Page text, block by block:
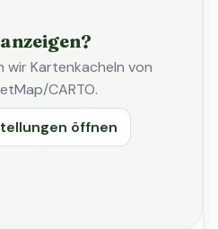
wir Kartenkacheln von
CARTO.
öffnen